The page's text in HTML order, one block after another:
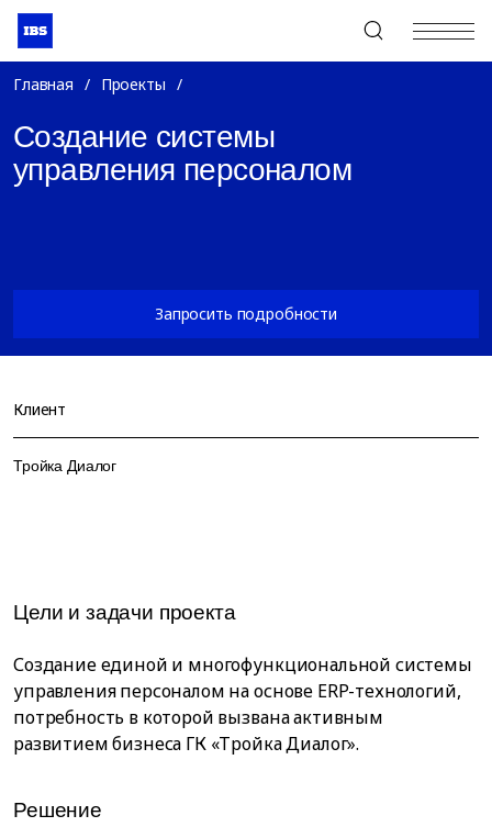
+7 (495) 967-80-80
Главная / Проекты /
Создание системы
управления персоналом
Запросить подробности
Клиент
Тройка Диалог
Цели и задачи проекта
Создание единой и многофункциональной системы
управления персоналом на основе ERP-технологий,
потребность в которой вызвана активным
развитием бизнеса ГК «Тройка Диалог».
Решение